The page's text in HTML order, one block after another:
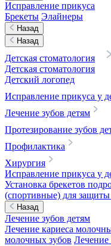
Исправление прикуса
Брекеты Элайнеры
Назад
Назад
Детская стоматология
Детская стоматология
Детский логопед
Исправление прикуса у
Лечение зубов детям
Протезирование зубов
Профилактика
Хирургия
Исправление прикуса у
Установка брекетов
(спортивные) для защиты
Назад
Лечение зубов детям
Лечение кариеса
молочных зубов Лечение